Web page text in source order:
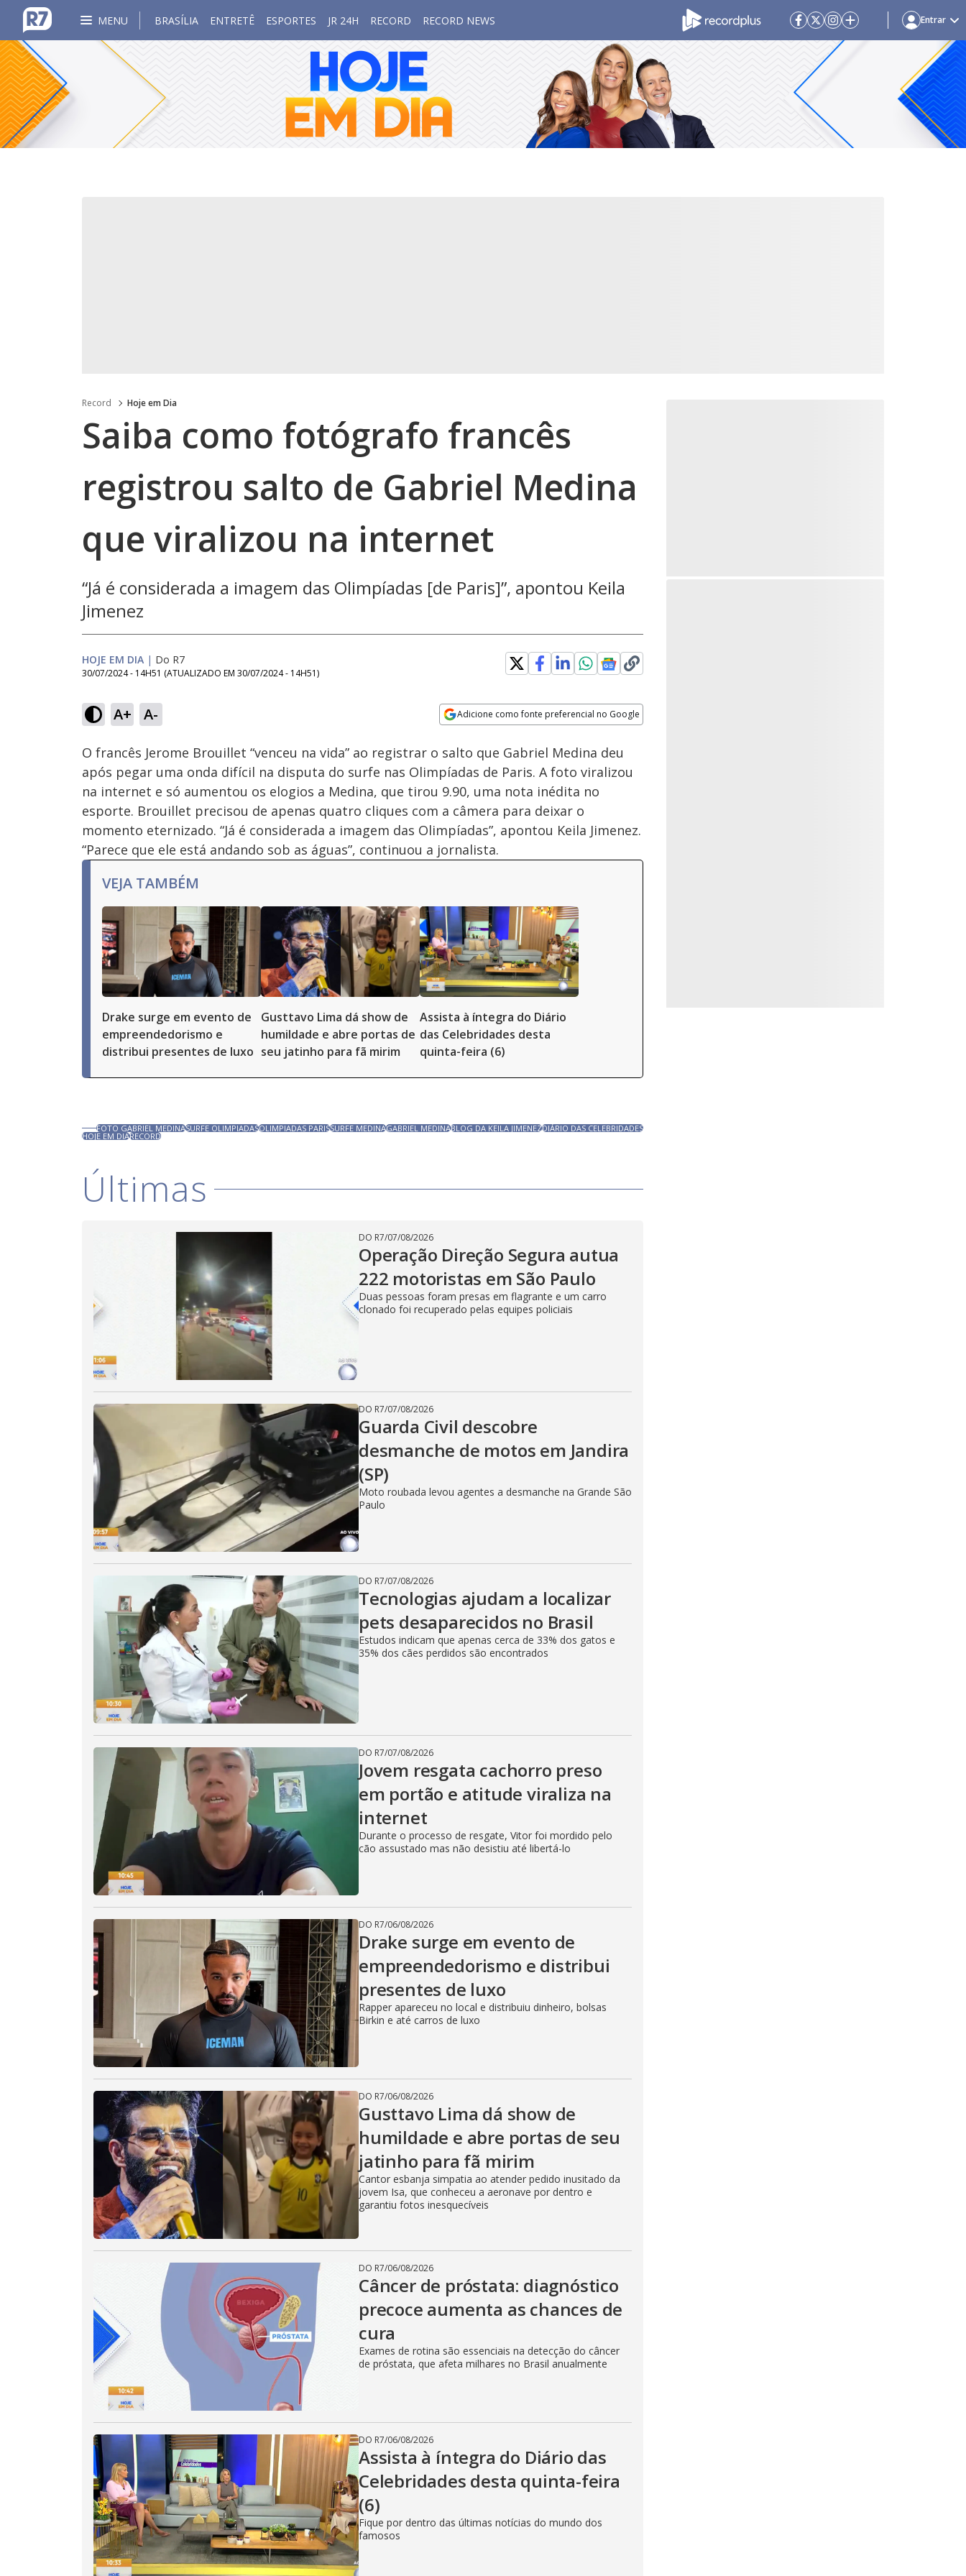
MENU BRASÍLIA ENTRETÊ ESPORTES JR 24H RECORD RECORD NEWS Entrar
Record Hoje em Dia
Saiba como fotógrafo francês
registrou salto de Gabriel Medina
que viralizou na internet
“Já é considerada a imagem das Olimpíadas [de Paris]”, apontou Keila
Jimenez
HOJE EM DIA | Do R7
30/07/2024 - 14H51 (ATUALIZADO EM 30/07/2024 - 14H51)
A+ A- Adicione como fonte preferencial no Google
Ativar
Som
Velocidade
O francês Jerome Brouillet “venceu na vida” ao registrar o salto que Gabriel Medina deu
após pegar uma onda difícil na disputa do surfe nas Olimpíadas de Paris. A foto viralizou
na internet e só aumentou os elogios a Medina, que tirou 9.90, uma nota inédita no
esporte. Brouillet precisou de apenas quatro cliques com a câmera para deixar o
momento eternizado. “Já é considerada a imagem das Olimpíadas”, apontou Keila Jimenez.
“Parece que ele está andando sob as águas”, continuou a jornalista.
VEJA TAMBÉM
Drake surge em evento de
empreendedorismo e
distribui presentes de luxo
Gusttavo Lima dá show de
humildade e abre portas de
seu jatinho para fã mirim
Assista à íntegra do Diário
das Celebridades desta
quinta-feira (6)
FOTO GABRIEL MEDINASURFE OLIMPIADASOLIMPIADAS PARISSURFE MEDINAGABRIEL MEDINABLOG DA KEILA JIMENEZDIÁRIO DAS CELEBRIDADES
HOJE EM DIARECORD
Últimas
DO R7/07/08/2026
Operação Direção Segura autua
222 motoristas em São Paulo
Duas pessoas foram presas em flagrante e um carro
clonado foi recuperado pelas equipes policiais
DO R7/07/08/2026
Guarda Civil descobre
desmanche de motos em Jandira
(SP)
Moto roubada levou agentes a desmanche na Grande São
Paulo
DO R7/07/08/2026
Tecnologias ajudam a localizar
pets desaparecidos no Brasil
Estudos indicam que apenas cerca de 33% dos gatos e
35% dos cães perdidos são encontrados
DO R7/07/08/2026
Jovem resgata cachorro preso
em portão e atitude viraliza na
internet
Durante o processo de resgate, Vitor foi mordido pelo
cão assustado mas não desistiu até libertá-lo
DO R7/06/08/2026
Drake surge em evento de
empreendedorismo e distribui
presentes de luxo
Rapper apareceu no local e distribuiu dinheiro, bolsas
Birkin e até carros de luxo
DO R7/06/08/2026
Gusttavo Lima dá show de
humildade e abre portas de seu
jatinho para fã mirim
Cantor esbanja simpatia ao atender pedido inusitado da
jovem Isa, que conheceu a aeronave por dentro e
garantiu fotos inesquecíveis
DO R7/06/08/2026
Câncer de próstata: diagnóstico
precoce aumenta as chances de
cura
Exames de rotina são essenciais na detecção do câncer
de próstata, que afeta milhares no Brasil anualmente
DO R7/06/08/2026
Assista à íntegra do Diário das
Celebridades desta quinta-feira
(6)
Fique por dentro das últimas notícias do mundo dos
famosos